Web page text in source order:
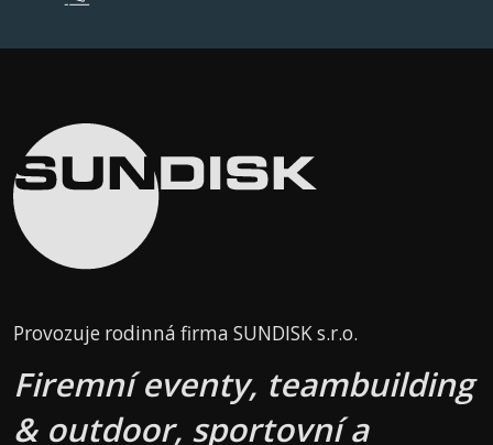
Provozuje rodinná firma SUNDISK s.r.o.
Firemní eventy, teambuilding
& outdoor, sportovní a